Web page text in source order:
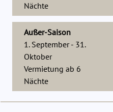
Nächte
Außer-Saison
1. September - 31.
Oktober
Vermietung ab 6
Nächte